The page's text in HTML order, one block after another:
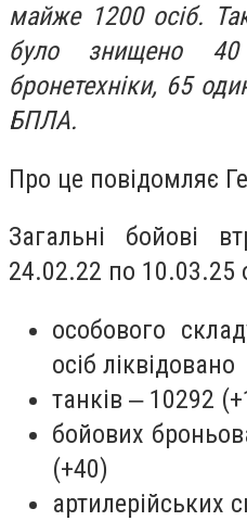
майже 1200 осіб.
було знищено 40
бронетехніки, 65
БПЛА.
Про це повідомляє
Загальні бойові
24.02.22 по 10.03.25
особового
осіб ліквідовано
танків ‒ 10292
бойових
(+40)
артилерійських